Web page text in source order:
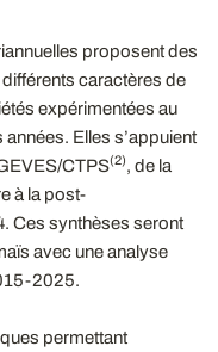
proposent des
caractères de
expérimentées au
Elles s’appuient
CTPS(2), de la
à la post-
Ces synthèses seront
avec une analyse
2025.
permettant